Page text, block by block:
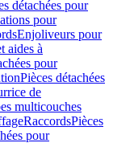
détachées pour
pour
Enjoliveurs pour
aides à
pour
Pièces détachées
de
multicouches
RaccordsPièces
pour